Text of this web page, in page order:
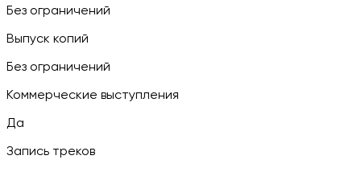
Без ограничений
Выпуск копий
Без ограничений
Коммерческие выступления
Да
Запись треков